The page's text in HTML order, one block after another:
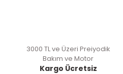
3000 TL ve Üzeri Preiyodik
Bakım ve Motor
Kargo Ücretsiz